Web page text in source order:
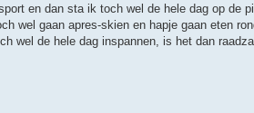
en dan sta ik toch wel de hele dag op de
wel gaan apres-skien en hapje gaan eten
wel de hele dag inspannen, is het dan